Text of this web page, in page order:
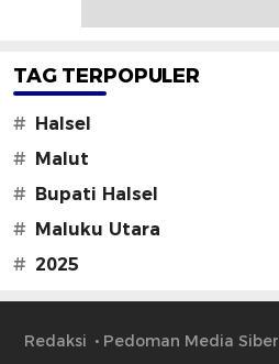
TAG TERPOPULER
#
Halsel
#
Malut
#
Bupati Halsel
#
Maluku Utara
# 2025
Redaksi Pedoman Media Siber